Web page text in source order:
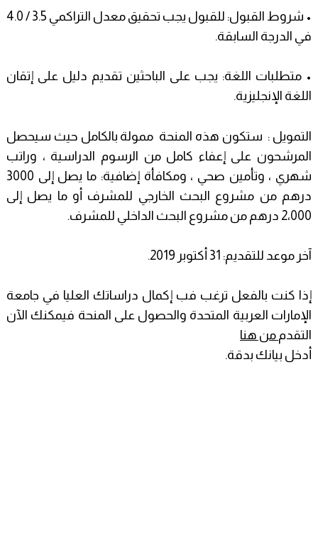
• شروط القبول: للقبول يجب تحقيق معدل التراكمي 3.5 / 4.0
في الدرجة السابقة.
• متطلبات اللغة: يجب على الباحثين تقديم دليل على إتقان
اللغة الإنجليزية.
التمويل : ستكون هذه المنحة ممولة بالكامل حيث سيحصل
المرشحون على إعفاء كامل من الرسوم الدراسية ، وراتب
شهري ، وتأمين صحي ، ومكافأة إضافية: ما يصل إلى 3000
درهم من مشروع البحث الخارجي للمشرف أو ما يصل إلى
2،000 درهم من مشروع البحث الداخلي للمشرف.
آخر موعد للتقديم: 31 أكتوبر 2019.
إذا كنت بالفعل ترغب فب إكمال دراساتك العليا في جامعة
الإمارات العربية المتحدة والحصول على المنحة فيمكنك الآن
التقدم من هنا
أدخل بيانك بدقة.